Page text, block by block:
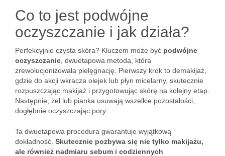
Co to jest podwójne
oczyszczanie i jak działa?
Perfekcyjnie czysta skóra? Kluczem może być podwójne
oczyszczanie , dwuetapowa metoda, która
zrewolucjonizowała pielęgnację. Pierwszy krok to demakijaż,
gdzie do akcji wkracza olejek lub płyn micelarny, skutecznie
rozpuszczając makijaż i przygotowując skórę na kolejny etap.
Następnie, żel lub pianka usuwają wszelkie pozostałości,
dogłębnie oczyszczając pory.
Ta dwuetapowa procedura gwarantuje wyjątkową
dokładność. Skutecznie pozbywa się nie tylko makijażu,
ale również nadmiaru sebum i codziennych